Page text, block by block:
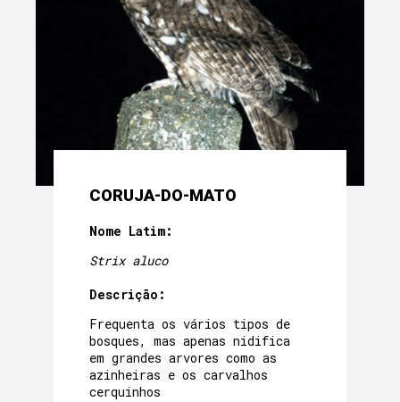
CORUJA-DO-MATO
Nome Latim:
Strix aluco
Descrição:
Frequenta os vários tipos de
bosques, mas apenas nidifica
em grandes arvores como as
azinheiras e os carvalhos
cerquinhos